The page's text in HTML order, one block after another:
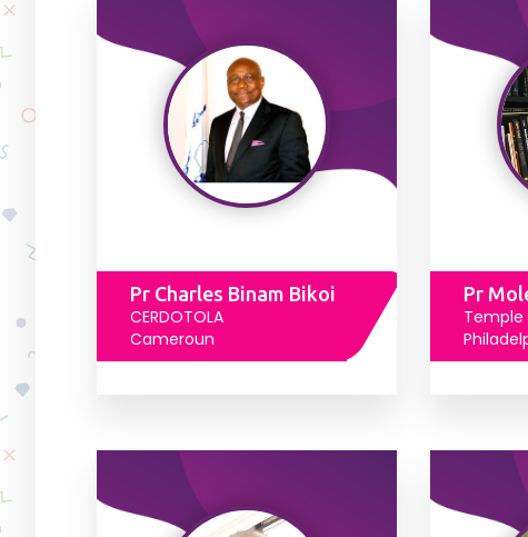
Pr Charles Binam Bikoi
CERDOTOLA
Cameroun
Pr
Temple